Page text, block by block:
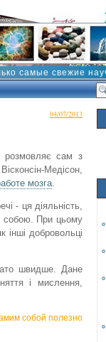
самые свежие
04/07/2013
розмовляє сам з
Медісон,
мозга.
- ця діяльність,
собою. При цьому
інші добровольці
швидше. Дане
і мислення,
собой полезно